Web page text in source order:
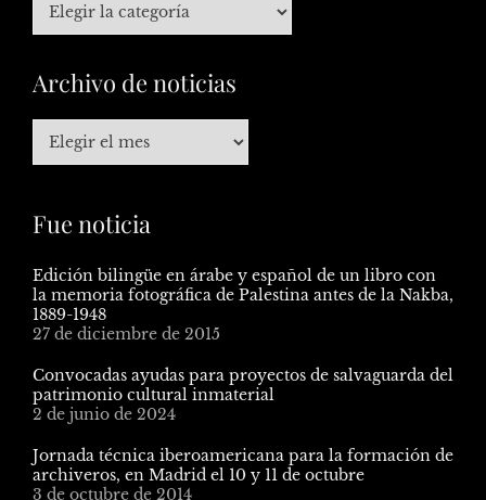
Archivo de noticias
Fue noticia
Edición bilingüe en árabe y español de un libro con
la memoria fotográfica de Palestina antes de la Nakba,
1889-1948
27 de diciembre de 2015
Convocadas ayudas para proyectos de salvaguarda del
patrimonio cultural inmaterial
2 de junio de 2024
Jornada técnica iberoamericana para la formación de
archiveros, en Madrid el 10 y 11 de octubre
3 de octubre de 2014